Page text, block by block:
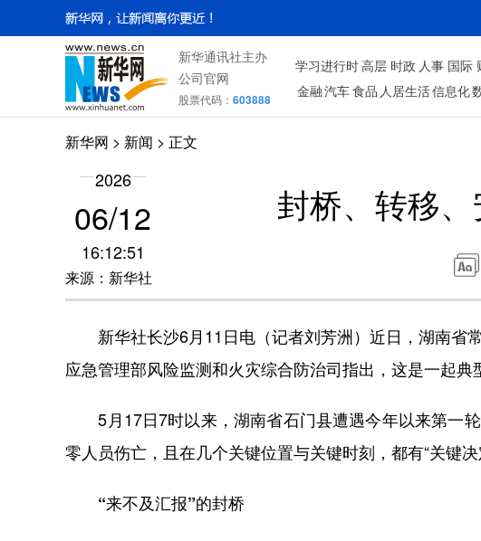
新华通讯社主办
公司官网
股票代码： 603888
学习进行时高层 时政 人事 国际
金融汽车食品 人居生活信息化
新华网 > 新闻 > 正文
2026
06/12
16:12:51
来源：新华社
封桥、转移
新华社长沙6月11日电（记者刘芳洲）近日，湖南省常
应急管理部风险监测和火灾综合防治司指出，这是一起典
5月17日7时以来，湖南省石门县遭遇今年以来第一轮
零人员伤亡，且在几个关键位置与关键时刻，都有“关键
“来不及汇报”的封桥